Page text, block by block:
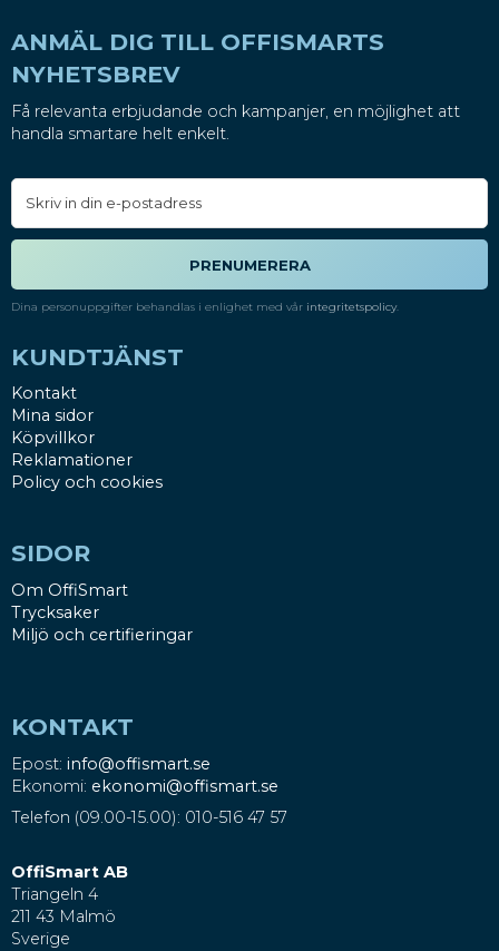
ANMÄL DIG TILL OFFISMARTS
NYHETSBREV
Få relevanta erbjudande och kampanjer, en möjlighet att
handla smartare helt enkelt.
PRENUMERERA
Dina personuppgifter behandlas i enlighet med vår integritetspolicy.
KUNDTJÄNST
Kontakt
Mina sidor
Köpvillkor
Reklamationer
Policy och cookies
SIDOR
Om OffiSmart
Trycksaker
Miljö och certifieringar
KONTAKT
Epost: info@offismart.se
Ekonomi: ekonomi@offismart.se
Telefon (09.00-15.00): 010-516 47 57
OffiSmart AB
Triangeln 4
211 43 Malmö
Sverige